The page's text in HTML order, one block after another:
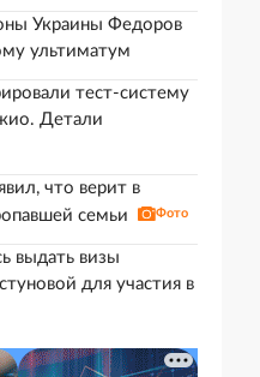
Украины Федоров
ультиматум
тест-систему
Детали
что верит в
семьи
Фото
выдать визы
для участия в